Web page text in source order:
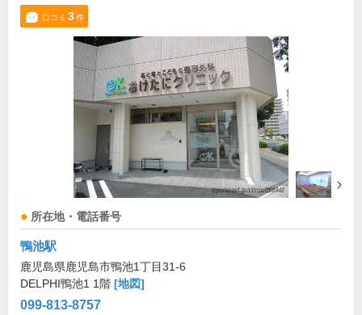
口コミ 3件
所在地・電話番号
鴨池駅
鹿児島県鹿児島市鴨池1丁目31-6
DELPHI鴨池1 1階 [地図]
099-813-8757